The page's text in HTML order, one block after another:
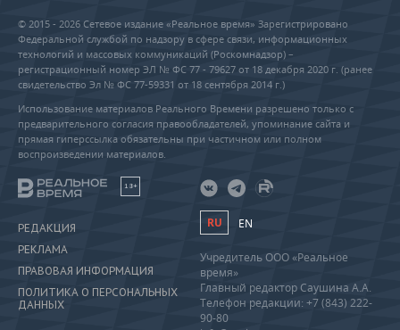
© 2015 - 2026 Сетевое издание «Реальное время» Зарегистрировано
Федеральной службой по надзору в сфере связи, информационных
технологий и массовых коммуникаций (Роскомнадзор) –
регистрационный номер ЭЛ № ФС 77 - 79627 от 18 декабря 2020 г. (ранее
свидетельство Эл № ФС 77-59331 от 18 сентября 2014 г.)
Использование материалов Реального Времени разрешено только с
предварительного согласия правообладателей, упоминание сайта и
прямая гиперссылка обязательны при частичном или полном
воспроизведении материалов.
18+
РЕДАКЦИЯ
РЕКЛАМА
ПРАВОВАЯ ИНФОРМАЦИЯ
ПОЛИТИКА О ПЕРСОНАЛЬНЫХ
ДАННЫХ
RU EN
Учредитель ООО «Реальное
время»
Главный редактор Саушина А.А.
Телефон редакции: +7 (843) 222-
90-80